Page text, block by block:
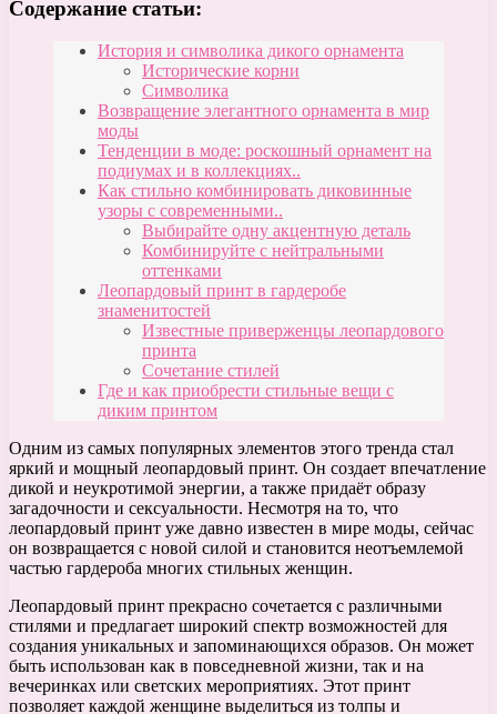
Содержание статьи:
История и символика дикого орнамента
Исторические корни
Символика
Возвращение элегантного орнамента в мир
моды
Тенденции в моде: роскошный орнамент на
подиумах и в коллекциях..
Как стильно комбинировать диковинные
узоры с современными..
Выбирайте одну акцентную деталь
Комбинируйте с нейтральными
оттенками
Леопардовый принт в гардеробе
знаменитостей
Известные приверженцы леопардового
принта
Сочетание стилей
Где и как приобрести стильные вещи с
диким принтом
Одним из самых популярных элементов этого тренда стал
яркий и мощный леопардовый принт. Он создает впечатление
дикой и неукротимой энергии, а также придаёт образу
загадочности и сексуальности. Несмотря на то, что
леопардовый принт уже давно известен в мире моды, сейчас
он возвращается с новой силой и становится неотъемлемой
частью гардероба многих стильных женщин.
Леопардовый принт прекрасно сочетается с различными
стилями и предлагает широкий спектр возможностей для
создания уникальных и запоминающихся образов. Он может
быть использован как в повседневной жизни, так и на
вечеринках или светских мероприятиях. Этот принт
позволяет каждой женщине выделиться из толпы и